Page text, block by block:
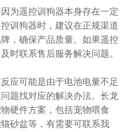
为遥控训狗器本身存在一定
训狗器时，建议在正规渠道
，确保产品质量。如果遥控
时联系售后服务解决问题。
应可能是由于电池电量不足
题找对应的解决办法。长龙
硬件方案，包括宠物喂食
砂盆等，有需要可联系我